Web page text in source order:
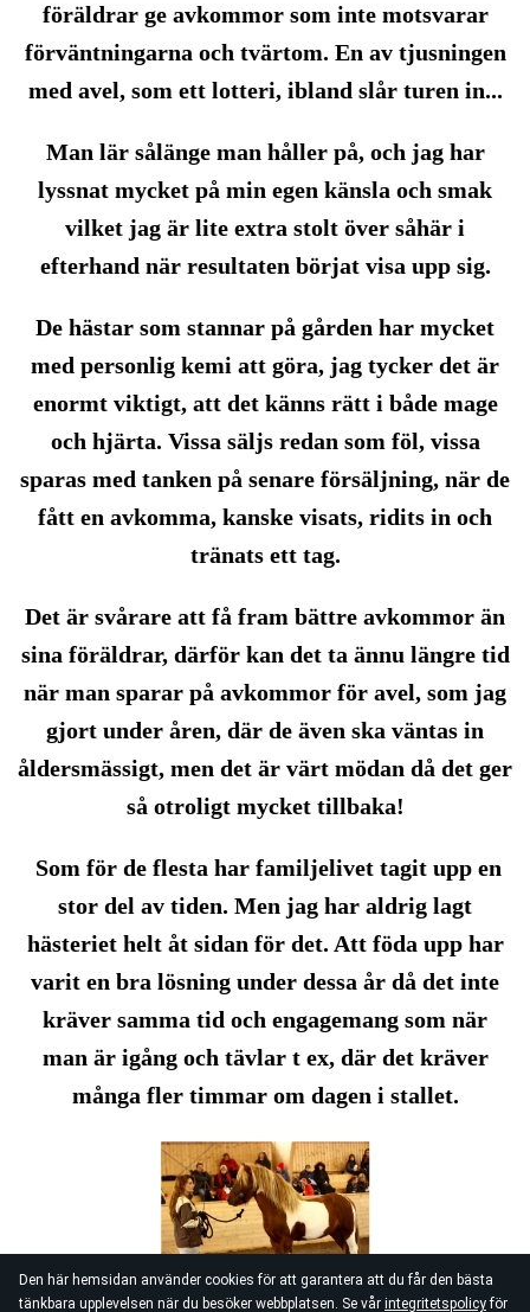
Den här hemsidan använder cookies för att garantera att du får den bästa
tänkbara upplevelsen när du besöker webbplatsen. Se vår integritetspolicyför
föräldrar ge avkommor som inte motsvarar
förväntningarna och tvärtom. En av tjusningen
med avel, som ett lotteri, ibland slår turen in...
Man lär sålänge man håller på, och jag har
lyssnat mycket på min egen känsla och smak
vilket jag är lite extra stolt över såhär i
efterhand när resultaten börjat visa upp sig.
De hästar som stannar på gården har mycket
med personlig kemi att göra, jag tycker det är
enormt viktigt, att det känns rätt i både mage
och hjärta. Vissa säljs redan som föl, vissa
sparas med tanken på senare försäljning, när de
fått en avkomma, kanske visats, ridits in och
tränats ett tag.
Det är svårare att få fram bättre avkommor än
sina föräldrar, därför kan det ta ännu längre tid
när man sparar på avkommor för avel, som jag
gjort under åren, där de även ska väntas in
åldersmässigt, men det är värt mödan då det ger
så otroligt mycket tillbaka!
Som för de flesta har familjelivet tagit upp en
stor del av tiden. Men jag har aldrig lagt
hästeriet helt åt sidan för det. Att föda upp har
varit en bra lösning under dessa år då det inte
kräver samma tid och engagemang som när
man är igång och tävlar t ex, där det kräver
många fler timmar om dagen i stallet.